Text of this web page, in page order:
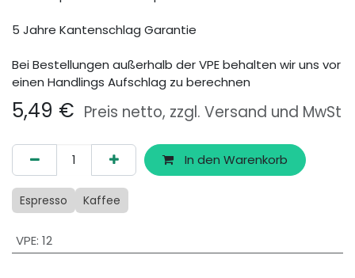
5 Jahre Kantenschlag Garantie
Bei Bestellungen außerhalb der VPE behalten wir uns vor
einen Handlings Aufschlag zu berechnen
5,49 € Preis netto, zzgl. Versand und MwSt
In den Warenkorb
Espresso Kaffee
VPE: 12